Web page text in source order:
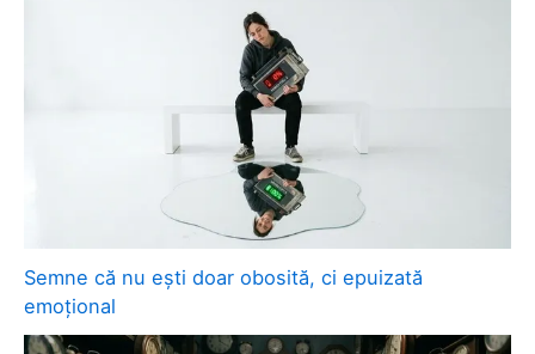
Semne că nu ești doar obosită, ci epuizată
emoțional